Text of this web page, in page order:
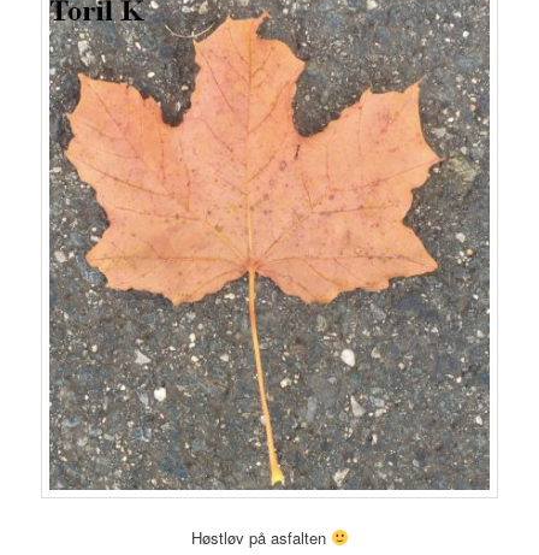
Høstløv på asfalten